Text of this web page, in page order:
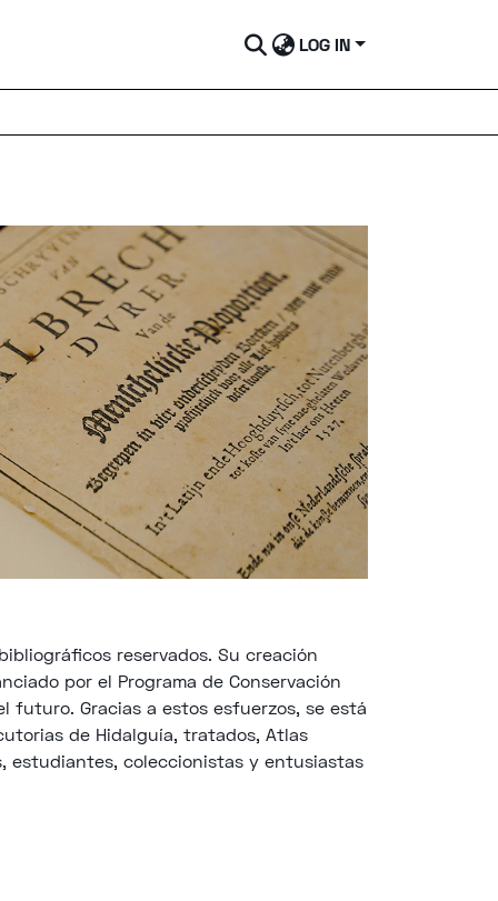
LOG IN
reservados. Su creación
por el Programa de Conservación
futuro. Gracias a estos esfuerzos, se está
de Hidalguía, tratados, Atlas
estudiantes, coleccionistas y entusiastas